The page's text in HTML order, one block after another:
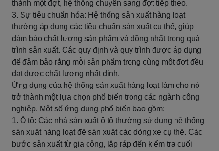
thành một đợt, hệ thống chuyển sang đợt tiếp theo.
3. Sự tiêu chuẩn hóa: Hệ thống sản xuất hàng loạt
thường áp dụng các tiêu chuẩn sản xuất cụ thể, giúp
đảm bảo chất lượng sản phẩm và đồng nhất trong quá
trình sản xuất. Các quy định và quy trình được áp dụng
để đảm bảo rằng mỗi sản phẩm trong cùng một đợt đều
đạt được chất lượng nhất định.
Ứng dụng của hệ thống sản xuất hàng loạt làm cho nó
trở thành một lựa chọn phổ biến trong các ngành công
nghiệp. Một số ứng dụng phổ biến bao gồm:
1. Ô tô: Các nhà sản xuất ô tô thường sử dụng hệ thống
sản xuất hàng loạt để sản xuất các dòng xe cụ thể. Các
bước sản xuất từ gia công, lắp ráp đến kiểm tra cuối